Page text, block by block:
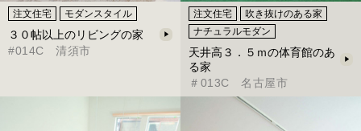
注文住宅 モダンスタイル
３０帖以上のリビングの家
#014C 清須市
注文住宅
吹き抜けのある家
ナチュラルモダン
天井高３．５ｍの体育館のあ
る家
＃013C 名古屋市